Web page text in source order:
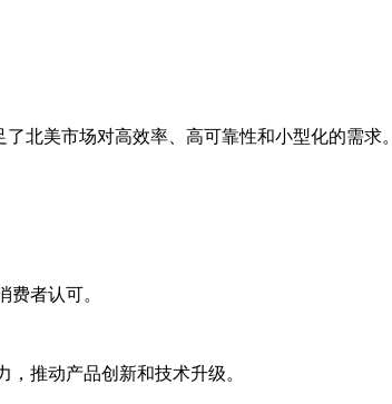
北美市场对高效率、高可靠性和小型化的需求。
者认可。
推动产品创新和技术升级。